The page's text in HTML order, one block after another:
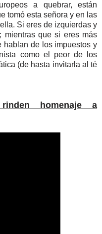
a quebrar, están
tomó esta señora y en las
Si eres de izquierdas y
mientras que si eres más
hablan de los impuestos y
como el peor de los
(de hasta invitarla al té
homenaje a